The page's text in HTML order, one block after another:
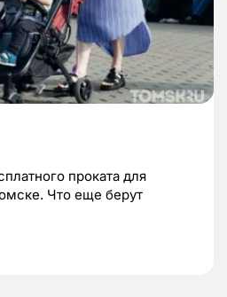
проката для
Что еще берут